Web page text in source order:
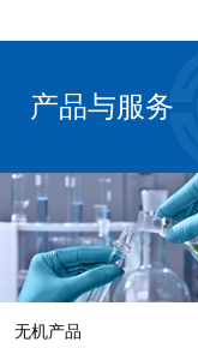
产品与服务
无机产品